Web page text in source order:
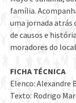
família.
uma jornada atrás
de causos e
moradores do
FICHA TÉCNICA
Elenco: Alexandre
Texto: Rodrigo